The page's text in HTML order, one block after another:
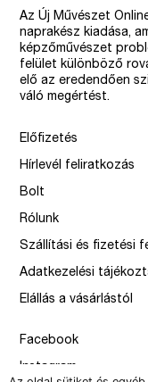
Az Új Művészet
naprakész kiadása,
képzőművészet
felület különböző
elő az eredendően
váló megértést.
Előfizetés
Hírlevél feliratkozás
Bolt
Rólunk
Szállítási és fizetési
Adatkezelési
Elállás a vásárlástól
Facebook
Instagram